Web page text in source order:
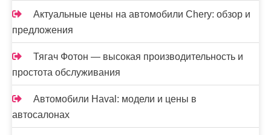
Актуальные цены на автомобили Chery: обзор и
предложения
Тягач Фотон — высокая производительность и
простота обслуживания
Автомобили Haval: модели и цены в
автосалонах